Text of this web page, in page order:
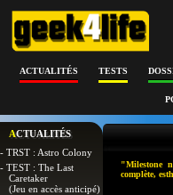
ACTUALITÉS TESTS
ACTUALITÉS
- TRST : Astro Colony
- TEST : The Last
Caretaker
(Jeu en accès anticipé)
"Milestone
complète,